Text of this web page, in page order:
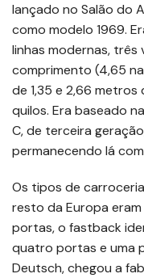
lançado no Salão do
como modelo 1969.
linhas modernas, três
comprimento (4,65
de 1,35 e 2,66
quilos. Era baseado
C, de terceira
permanecendo lá
Os tipos de
resto da Europa
portas, o fastback
quatro portas e uma
Deutsch, chegou a